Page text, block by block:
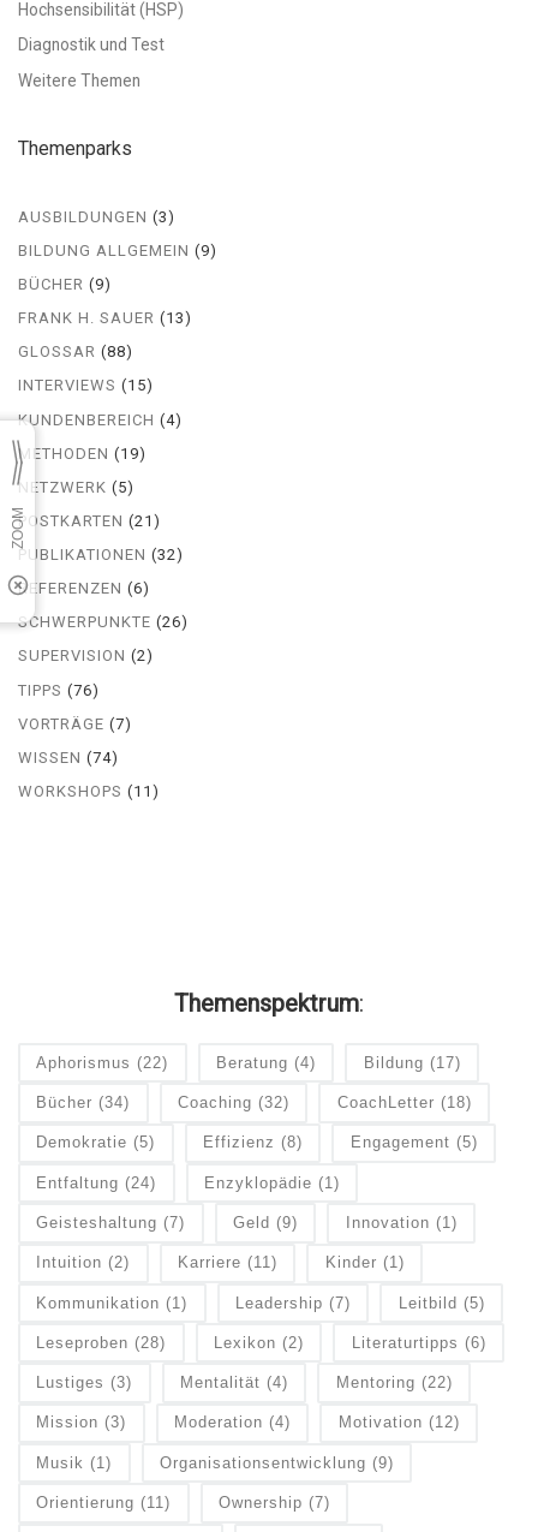
Hochsensibilität (HSP)
Diagnostik und Test
Weitere Themen
Themenparks
AUSBILDUNGEN (3)
BILDUNG ALLGEMEIN (9)
BÜCHER (9)
FRANK H. SAUER (13)
GLOSSAR (88)
INTERVIEWS (15)
KUNDENBEREICH (4)
METHODEN (19)
NETZWERK (5)
POSTKARTEN (21)
PUBLIKATIONEN (32)
REFERENZEN (6)
SCHWERPUNKTE (26)
SUPERVISION (2)
TIPPS (76)
VORTRÄGE (7)
WISSEN (74)
WORKSHOPS (11)
Themenspektrum:
Aphorismus (22) Beratung (4) Bildung (17)
Bücher (34) Coaching (32) CoachLetter (18)
Demokratie (5) Effizienz (8) Engagement (5)
Entfaltung (24) Enzyklopädie (1)
Geisteshaltung (7) Geld (9) Innovation (1)
Intuition (2) Karriere (11) Kinder (1)
Kommunikation (1) Leadership (7) Leitbild (5)
Leseproben (28) Lexikon (2) Literaturtipps (6)
Lustiges (3) Mentalität (4) Mentoring (22)
Mission (3) Moderation (4) Motivation (12)
Musik (1) Organisationsentwicklung (9)
Orientierung (11) Ownership (7)